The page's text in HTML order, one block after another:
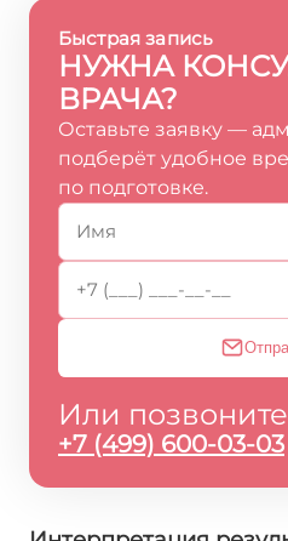
Быстрая запись
НУЖНА
ВРАЧА?
Оставьте заявку —
подберёт удобное
по подготовке.
Или
+7 (499) 600-03-03